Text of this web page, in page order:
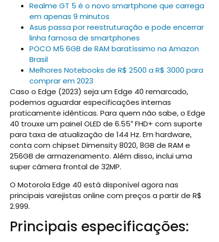
Realme GT 5 é o novo smartphone que carrega
em apenas 9 minutos
Asus passa por reestruturação e pode encerrar
linha famosa de smartphones
POCO M5 6GB de RAM baratíssimo na Amazon
Brasil
Melhores Notebooks de R$ 2500 a R$ 3000 para
comprar em 2023
Caso o Edge (2023) seja um Edge 40 remarcado,
podemos aguardar especificações internas
praticamente idênticas. Para quem não sabe, o Edge
40 trouxe um painel OLED de 6.55″ FHD+ com suporte
para taxa de atualização de 144 Hz. Em hardware,
conta com chipset Dimensity 8020, 8GB de RAM e
256GB de armazenamento. Além disso, inclui uma
super câmera frontal de 32MP.
O Motorola Edge 40 está disponível agora nas
principais varejistas online com preços a partir de R$
2.999.
Principais especificações: